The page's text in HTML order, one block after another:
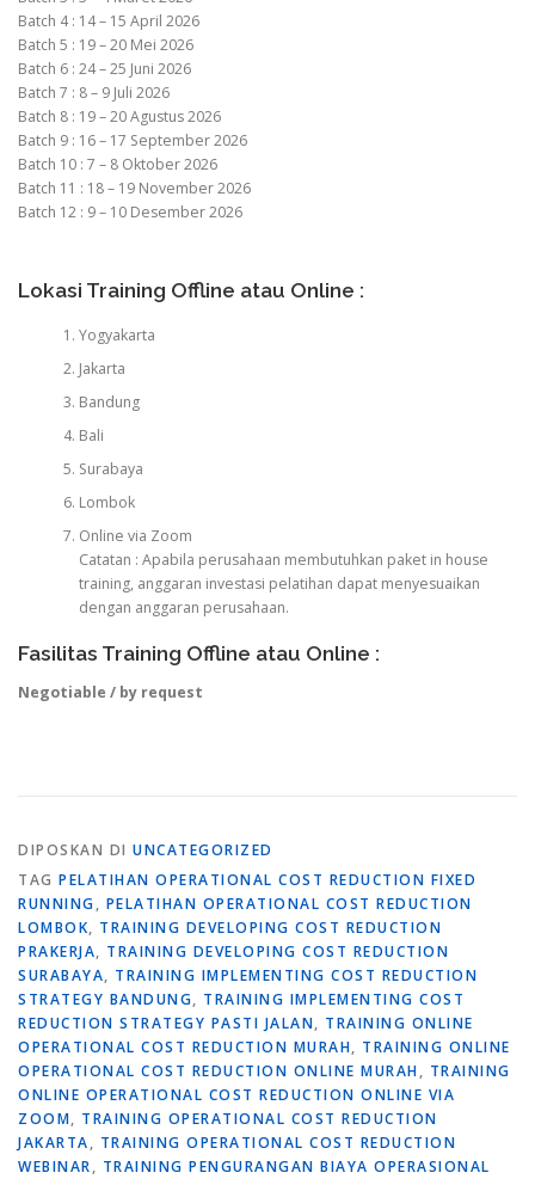
Batch 4 : 14 – 15 April 2026
Batch 5 : 19 – 20 Mei 2026
Batch 6 : 24 – 25 Juni 2026
Batch 7 : 8 – 9 Juli 2026
Batch 8 : 19 – 20 Agustus 2026
Batch 9 : 16 – 17 September 2026
Batch 10 : 7 – 8 Oktober 2026
Batch 11 : 18 – 19 November 2026
Batch 12 : 9 – 10 Desember 2026
Lokasi Training Offline atau Online :
Yogyakarta
Jakarta
Bandung
Bali
Surabaya
Lombok
Online via Zoom
Catatan : Apabila perusahaan membutuhkan paket in house
training, anggaran investasi pelatihan dapat menyesuaikan
dengan anggaran perusahaan.
Fasilitas Training Offline atau Online :
Negotiable / by request
DIPOSKAN DI UNCATEGORIZED
TAG PELATIHAN OPERATIONAL COST REDUCTION FIXED
RUNNING, PELATIHAN OPERATIONAL COST REDUCTION
LOMBOK, TRAINING DEVELOPING COST REDUCTION
PRAKERJA, TRAINING DEVELOPING COST REDUCTION
SURABAYA, TRAINING IMPLEMENTING COST REDUCTION
STRATEGY BANDUNG, TRAINING IMPLEMENTING COST
REDUCTION STRATEGY PASTI JALAN, TRAINING ONLINE
OPERATIONAL COST REDUCTION MURAH, TRAINING ONLINE
OPERATIONAL COST REDUCTION ONLINE MURAH, TRAINING
ONLINE OPERATIONAL COST REDUCTION ONLINE VIA
ZOOM, TRAINING OPERATIONAL COST REDUCTION
JAKARTA, TRAINING OPERATIONAL COST REDUCTION
WEBINAR, TRAINING PENGURANGAN BIAYA OPERASIONAL